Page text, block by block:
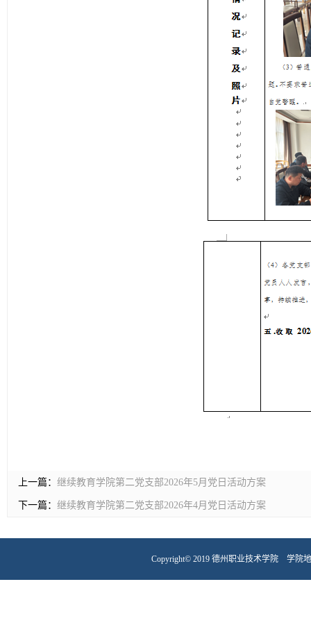
上一篇： 继续教育学院第二党支部2026年5月党日活动方案
下一篇： 继续教育学院第二党支部2026年4月党日活动方案
Copyright© 2019 德州职业技术学院 学院